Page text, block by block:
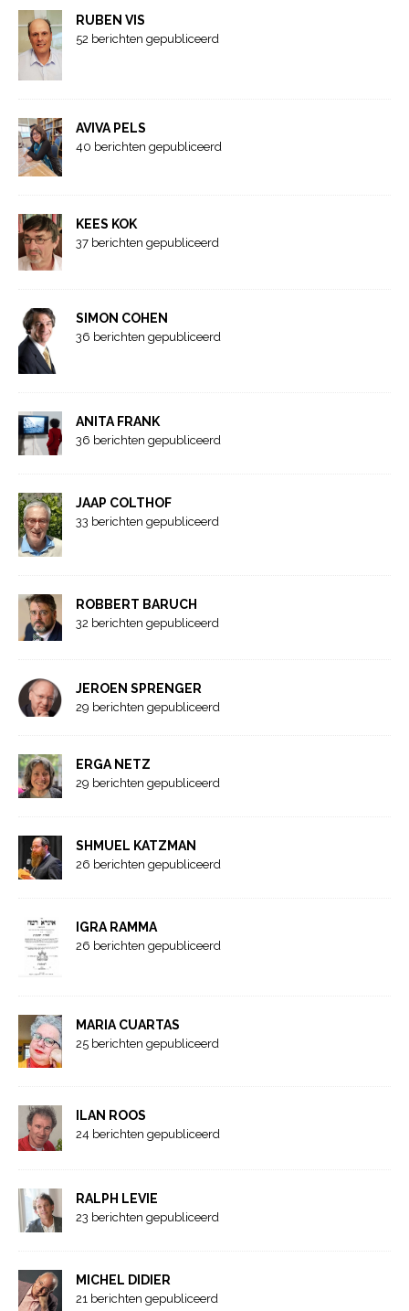
RUBEN VIS
52 berichten gepubliceerd
AVIVA PELS
40 berichten gepubliceerd
KEES KOK
37 berichten gepubliceerd
SIMON COHEN
36 berichten gepubliceerd
ANITA FRANK
36 berichten gepubliceerd
JAAP COLTHOF
33 berichten gepubliceerd
ROBBERT BARUCH
32 berichten gepubliceerd
JEROEN SPRENGER
29 berichten gepubliceerd
ERGA NETZ
29 berichten gepubliceerd
SHMUEL KATZMAN
26 berichten gepubliceerd
IGRA RAMMA
26 berichten gepubliceerd
MARIA CUARTAS
25 berichten gepubliceerd
ILAN ROOS
24 berichten gepubliceerd
RALPH LEVIE
23 berichten gepubliceerd
MICHEL DIDIER
21 berichten gepubliceerd